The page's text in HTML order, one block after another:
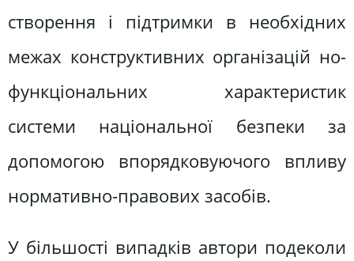
створення і підтримки в необхідних
межах конструктивних організацій но-
функціональних характеристик
системи національної безпеки за
допомогою впорядковуючого впливу
нормативно-правових засобів.
У більшості випадків автори подеколи